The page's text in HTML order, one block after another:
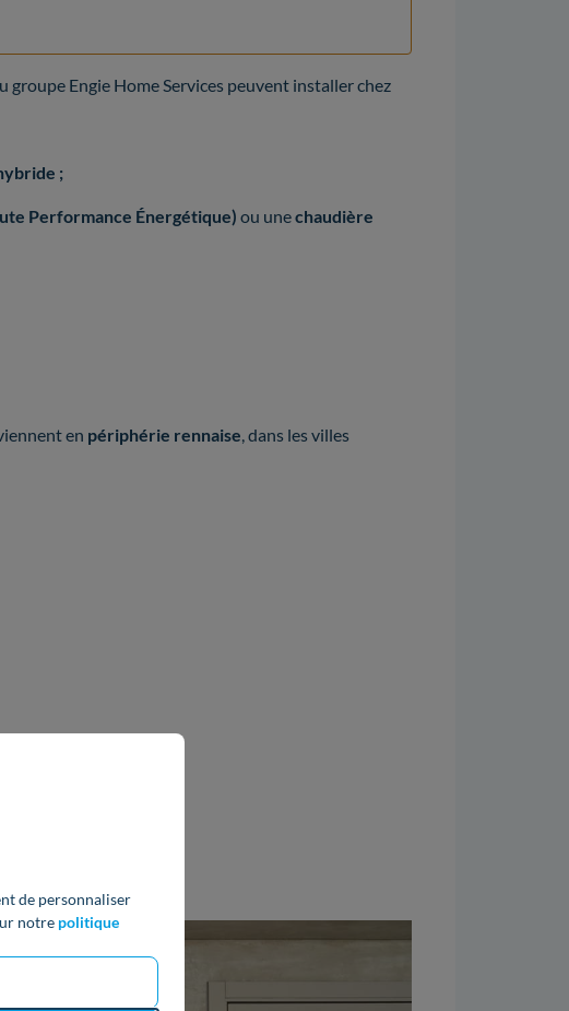
de personnaliser
notre politique
groupe Engie Home Services peuvent installer chez
;
Performance Énergétique) ou unechaudière
en périphérie rennaise, dans les villes